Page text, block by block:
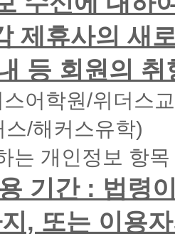
제휴사의 새
등 회원의
어학원/위더스
/해커스유학)
는 개인정보 항
기간 : 법령
, 또는 이용